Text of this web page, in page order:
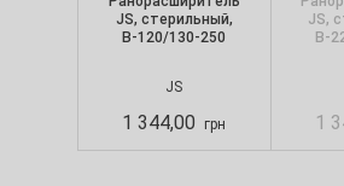
JS, стерильный,
В-120/130-250
JS
1 344,00 грн
JS,
В-
1